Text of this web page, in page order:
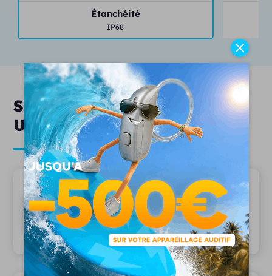
Étanchéité
IP68
Services & engagements
Unisson
20 ans d'expertise
Depuis 2006, plus 15 000 patients nous
font confiance